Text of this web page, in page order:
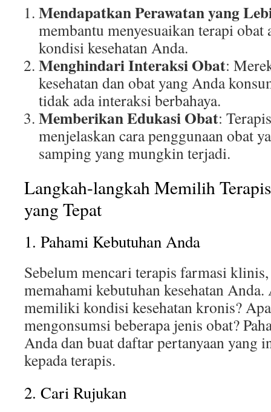
Mendapatkan Perawatan yang
membantu menyesuaikan terapi obat
kondisi kesehatan Anda.
Menghindari Interaksi Obat:
kesehatan dan obat yang Anda
tidak ada interaksi berbahaya.
Memberikan Edukasi Obat:
menjelaskan cara penggunaan obat
samping yang mungkin terjadi.
Langkah-langkah Memilih
yang Tepat
1. Pahami Kebutuhan Anda
Sebelum mencari terapis farmasi
memahami kebutuhan kesehatan
memiliki kondisi kesehatan kronis?
mengonsumsi beberapa jenis obat?
Anda dan buat daftar pertanyaan yang
kepada terapis.
2. Cari Rujukan